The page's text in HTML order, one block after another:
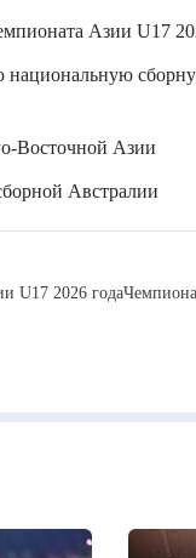
Азии U17
Восточной Азии
Австралии
U17 2026 года